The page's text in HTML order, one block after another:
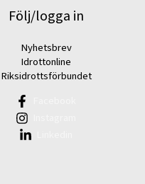
Följ/logga in
Nyhetsbrev
Idrottonline
Riksidrottsförbundet